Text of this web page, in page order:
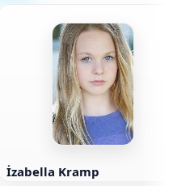
İzabella Kramp